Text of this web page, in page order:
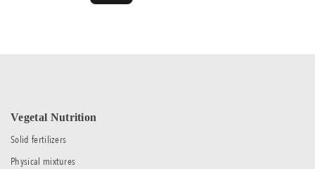
Vegetal Nutrition
Solid fertilizers
Physical mixtures